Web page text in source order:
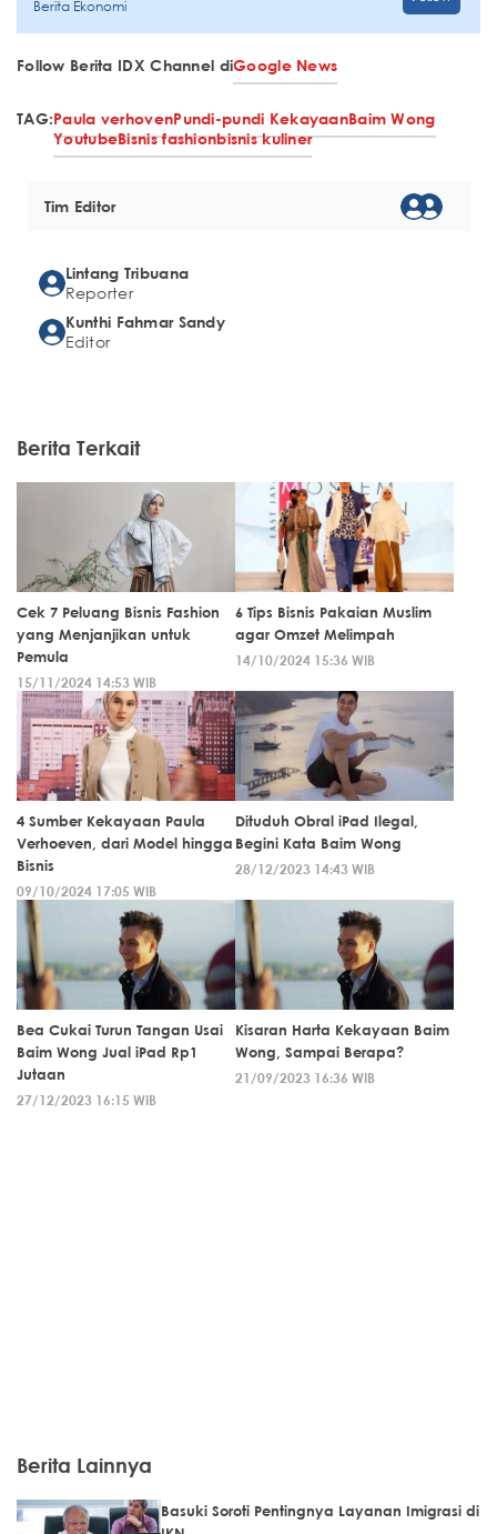
Berita Ekonomi
Follow Berita IDX Channel diGoogle News
TAG:Paula verhovenPundi-pundi KekayaanBaim Wong
YoutubeBisnis fashionbisnis kuliner
Tim Editor
Lintang Tribuana
Reporter
Kunthi Fahmar Sandy
Editor
Berita Terkait
Cek 7 Peluang Bisnis Fashion
yang Menjanjikan untuk
Pemula
15/11/2024 14:53 WIB
6 Tips Bisnis Pakaian Muslim
agar Omzet Melimpah
14/10/2024 15:36 WIB
4 Sumber Kekayaan Paula
Verhoeven, dari Model hingga
Bisnis
09/10/2024 17:05 WIB
Dituduh Obral iPad Ilegal,
Begini Kata Baim Wong
28/12/2023 14:43 WIB
Bea Cukai Turun Tangan Usai
Baim Wong Jual iPad Rp1
Jutaan
27/12/2023 16:15 WIB
Kisaran Harta Kekayaan Baim
Wong, Sampai Berapa?
21/09/2023 16:36 WIB
Berita Lainnya
Basuki Soroti Pentingnya Layanan Imigrasi di